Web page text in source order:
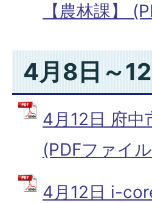
【農林課】
4月8日～12
4月12日 府中
(PDFファイ
4月12日 i-